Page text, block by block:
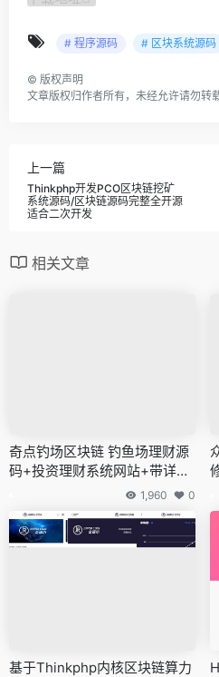
# 程序源码 # 区块系统源码
© 版权声明
文章版权归作者所有，未经允许请勿转载
上一篇
Thinkphp开发PCO区块链挖矿
系统源码/区块链源码完整全开源
适合二次开发
相关文章
奇点钓场区块链 钓鱼场理财源
码+投资理财系统网站+带详细
1,960 0
基于Thinkphp内核区块链算力